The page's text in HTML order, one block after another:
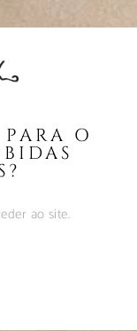
O
ao site.